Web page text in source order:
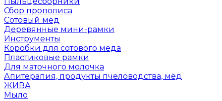
Сбор прополиса
Сотовый мёд
Деревянные мини-рамки
Инструменты
Коробки для сотового меда
Пластиковые рамки
Для маточного молочка
Апитерапия, продукты пчеловодства, мёд
ЖИВА
Мыло